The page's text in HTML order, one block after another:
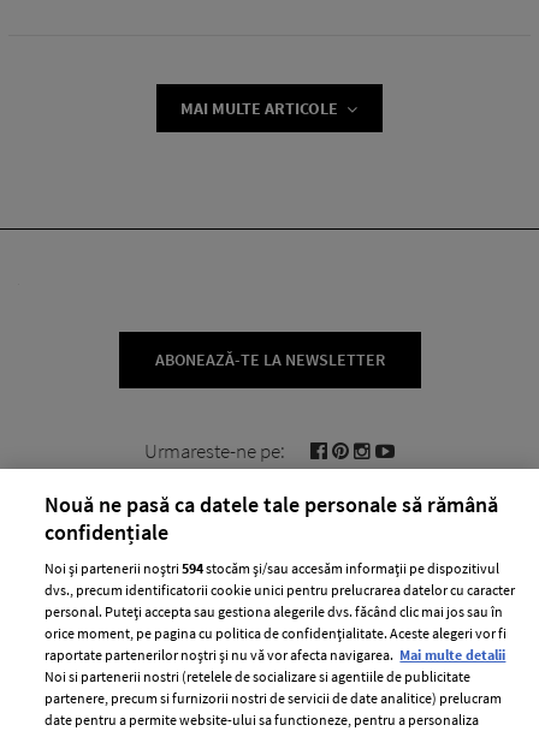
MAI MULTE ARTICOLE
ABONEAZĂ-TE LA NEWSLETTER
Urmareste-ne pe:
Cele mai citite
BEAUTY BEAUTY TIPS
7 uleiuri care stimulează creșterea rapidă a
părului
Nouă ne pasă ca datele tale personale să rămână
confidențiale
Noi și partenerii noștri594stocăm și/sau accesăm informații pe dispozitivul
dvs., precum identificatorii cookie unici pentru prelucrarea datelor cu caracter
personal. Puteți accepta sau gestiona alegerile dvs. făcând clic mai jos sau în
orice moment, pe pagina cu politica de confidențialitate. Aceste alegeri vor fi
raportate partenerilor noștri și nu vă vor afecta navigarea. Mai multe detalii
Noi si partenerii nostri (retelele de socializare si agentiile de publicitate
partenere, precum si furnizorii nostri de servicii de date analitice) prelucram
date pentru a permite website-ului sa functioneze, pentru a personaliza